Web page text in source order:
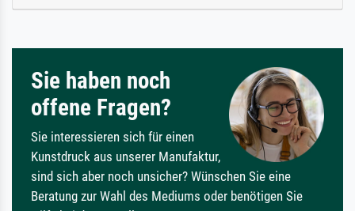
Sie haben noch
offene Fragen?
Sie interessieren sich für einen
Kunstdruck aus unserer Manufaktur,
sind sich aber noch unsicher? Wünschen Sie eine
Beratung zur Wahl des Mediums oder benötigen Sie